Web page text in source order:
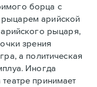
борца с
арийской
рыцаря,
зрения
а политическая
Иногда
принимает